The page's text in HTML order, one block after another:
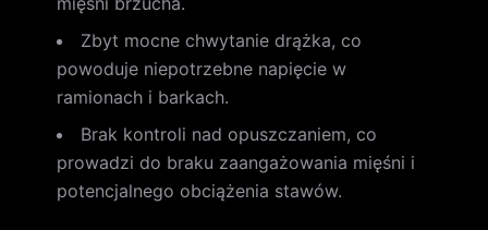
Zbyt mocne chwytanie drążka, co
powoduje niepotrzebne napięcie w
ramionach i barkach.
Brak kontroli nad opuszczaniem, co
prowadzi do braku zaangażowania mięśni i
potencjalnego obciążenia stawów.